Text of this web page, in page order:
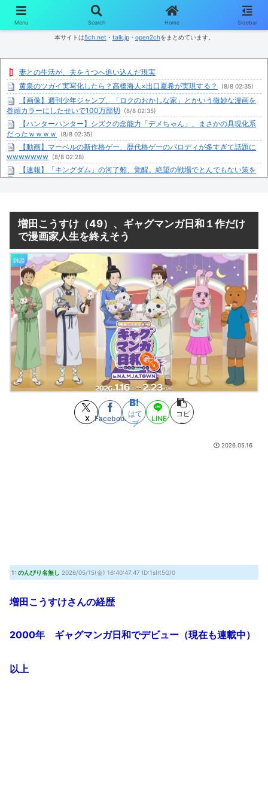
コンテンツへスキップ
本サイトは5ch.net ・ talk.jp・ open2chをまとめています。
妻との生活が、夫をうつへ追い込んだ現実
黄泉のツガイ実写化したら？高橋海人×出口夏希が実現する？
(8/8 02:35)
【画像】週刊少年ジャンプ、「ロクのおかしな家」とかいう微妙な漫画を
巻頭カラーにしたせいで100万部切
(8/8 02:35)
【ハンターハンター】シズクの念能力「デメちゃん」、まさかの具現化系
だったｗｗｗｗ
(8/8 02:35)
【動画】マーベルの新作格ゲー、歴代格ゲーのパロディが多すぎて話題に
wwwwwww (8/8 02:28)
【速報】「キングダム」の河了貂、覚醒。絶望の戦場でとんでもない策を
思いつくｗｗｗｗ (8/8 02:25)
【朗報】マクドナルド、今度のポケモンハッピーセットは転売対策バッチ
リ！！！ (8/8 02:24)
【速報】佐藤二朗さん、突然ツイートｗｗｗｗｗｗｗ
【原神】マグロヘッド「サンドローネ確保勢おめでとう～パチパチ」って
動画出してて草 (8/8 02:02)
デレマスP「これ撮ってたら後ろのコンカフェ嬢が顔を隠してた」
(8/8
02:00)
非モテ独身で急に人恋しくなった時、どうすればいい？ (8/8 01:58)
迷惑飼い主に困ってる人いますか (8/8 01:57)
赤信号を自分で判断すると、自分の責任になるから日本人は赤信号に従っ
ているだけだよ？
(8/8 01:52)
ハナバスという漫画www (8/8 01:41)
忍空があまり評価されてない理由 (8/8 01:36)
スマホゲー業界、「サ終」だらけでオワコン化が進んでしまうｗｗｗｗ
(8/8 01:35)
【衝撃】旅館「この押入れには布団は入ってません」←これｗｗｗｗｗ(※
死神の姿で病院の屋上に登り、患者を見つめていた男に罰金刑
『クロノ・トリガー』これすごく良いゲームじゃない？ (7/30 22:11)
【艦これ】時津風ちゃんの誘い方 他 (7/30 22:01)
Powered by livedoor 相互RSS
増田こうすけ（49）、ギャグマンガ日和１作だけ
で漫画家人生を終えそう
雑談
X Facebook
はて
ブ
LINE
コピ
ー
2026.05.16
1: のんびり名無し 2026/05/15(金) 16:40:47.47 ID:1sIIt5G/0
増田こうすけさんの経歴
2000年 ギャグマンガ日和でデビュー（現在も連載中）
以上
Menu Search Home Sidebar